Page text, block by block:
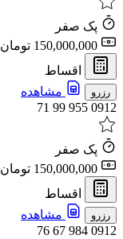
پک صفر
اقساط
رزرو
مشاهده
0912 955 99 71
پک صفر
اقساط
رزرو
مشاهده
0912 984 67 76